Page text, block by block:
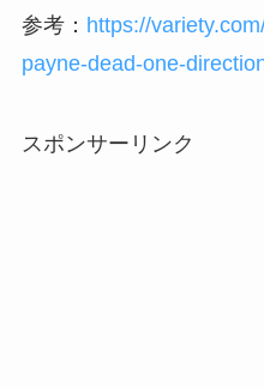
参考： https://
payne-dead-one-
スポンサーリンク